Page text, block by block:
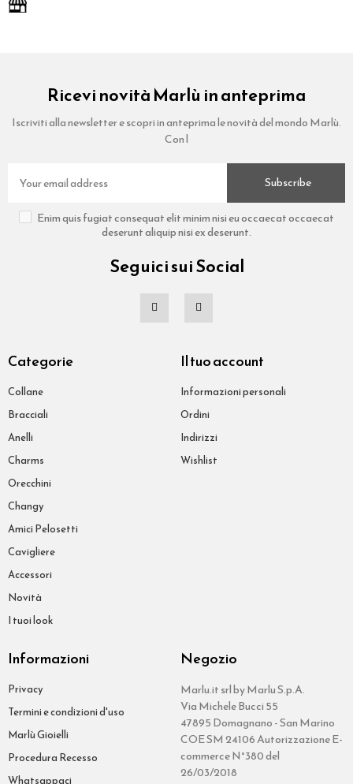
Ricevi novità Marlù in anteprima
Iscriviti alla newsletter e scopri in anteprima le novità del mondo Marlù.
Con l
Subscribe
Enim quis fugiat consequat elit minim nisi eu occaecat occaecat
deserunt aliquip nisi ex deserunt.
Seguici sui Social
Categorie
Collane
Bracciali
Anelli
Charms
Orecchini
Changy
Amici Pelosetti
Cavigliere
Accessori
Novità
I tuoi look
Il tuo account
Informazioni personali
Ordini
Indirizzi
Wishlist
Informazioni
Privacy
Termini e condizioni d'uso
Marlù Gioielli
Procedura Recesso
Whatsappaci
Negozio
Marlu.it srl by Marlu S.p.A.
Via Michele Bucci 55
47895 Domagnano - San Marino
COE SM 24106 Autorizzazione E-
commerce N°380 del
26/03/2018